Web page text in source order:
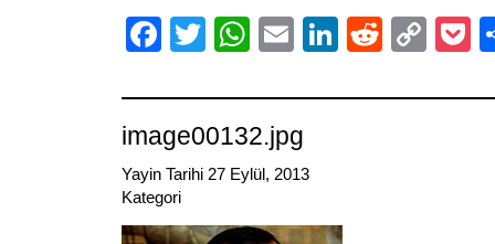
Facebook
TwitterWhatsApp
EmailLinkedIn
Reddit
image00132.jpg
Yayin Tarihi 27 Eylül, 2013
Kategori